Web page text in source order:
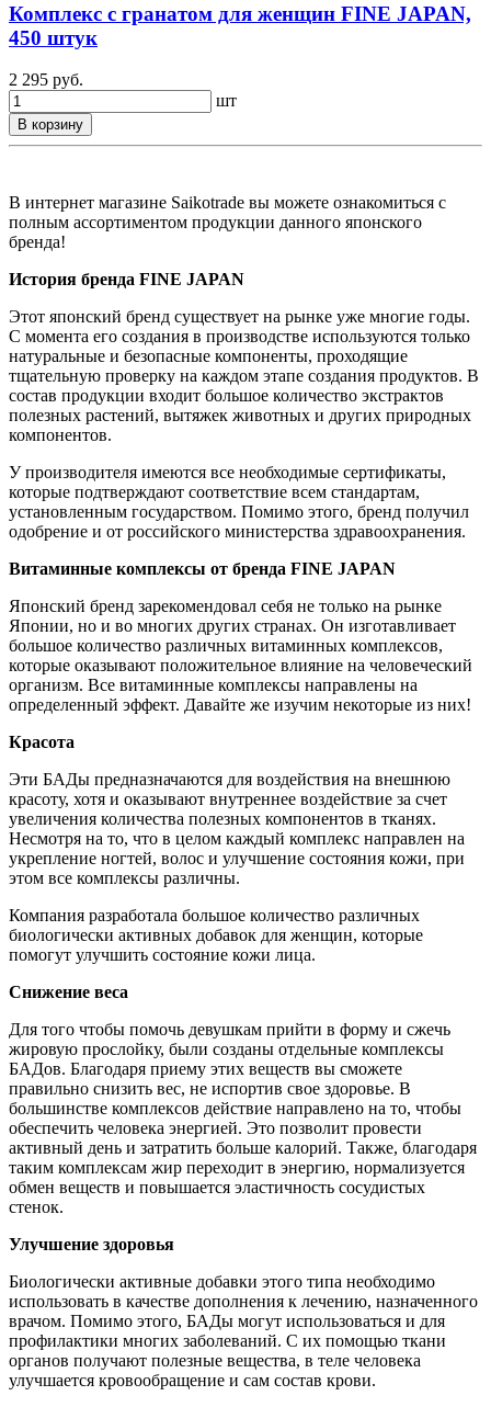
Комплекс с гранатом для женщин FINE JAPAN,
450 штук
2 295 руб.
шт
В корзину
В интернет магазине Saikotrade вы можете ознакомиться с
полным ассортиментом продукции данного японского
бренда!
История бренда FINE JAPAN
Этот японский бренд существует на рынке уже многие годы.
С момента его создания в производстве используются только
натуральные и безопасные компоненты, проходящие
тщательную проверку на каждом этапе создания продуктов. В
состав продукции входит большое количество экстрактов
полезных растений, вытяжек животных и других природных
компонентов.
У производителя имеются все необходимые сертификаты,
которые подтверждают соответствие всем стандартам,
установленным государством. Помимо этого, бренд получил
одобрение и от российского министерства здравоохранения.
Витаминные комплексы от бренда FINE JAPAN
Японский бренд зарекомендовал себя не только на рынке
Японии, но и во многих других странах. Он изготавливает
большое количество различных витаминных комплексов,
которые оказывают положительное влияние на человеческий
организм. Все витаминные комплексы направлены на
определенный эффект. Давайте же изучим некоторые из них!
Красота
Эти БАДы предназначаются для воздействия на внешнюю
красоту, хотя и оказывают внутреннее воздействие за счет
увеличения количества полезных компонентов в тканях.
Несмотря на то, что в целом каждый комплекс направлен на
укрепление ногтей, волос и улучшение состояния кожи, при
этом все комплексы различны.
Компания разработала большое количество различных
биологически активных добавок для женщин, которые
помогут улучшить состояние кожи лица.
Снижение веса
Для того чтобы помочь девушкам прийти в форму и сжечь
жировую прослойку, были созданы отдельные комплексы
БАДов. Благодаря приему этих веществ вы сможете
правильно снизить вес, не испортив свое здоровье. В
большинстве комплексов действие направлено на то, чтобы
обеспечить человека энергией. Это позволит провести
активный день и затратить больше калорий. Также, благодаря
таким комплексам жир переходит в энергию, нормализуется
обмен веществ и повышается эластичность сосудистых
стенок.
Улучшение здоровья
Биологически активные добавки этого типа необходимо
использовать в качестве дополнения к лечению, назначенного
врачом. Помимо этого, БАДы могут использоваться и для
профилактики многих заболеваний. С их помощью ткани
органов получают полезные вещества, в теле человека
улучшается кровообращение и сам состав крови.